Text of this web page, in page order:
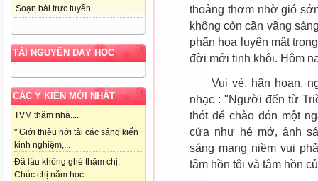
Soạn bài trực tuyến
TÀI NGUYÊN DẠY HỌC
CÁC Ý KIẾN MỚI NHẤT
TVM thăm nhà....
" Giới thiệu nới tải các sáng kiến
kinh nghiệm,...
Đã lâu không ghé thăm chị.
Chúc chị năm học...
thoảng thơm nhờ gió
không còn cần vầng
phấn hoa luyện mật
đời mới tinh khôi. Hôm
Vui vẻ, hân hoan,
nhạc : "Người đến từ
thót để chào đón một
cửa như hé mở, ánh
sáng mang niềm vui
tâm hồn tôi và tâm hồn